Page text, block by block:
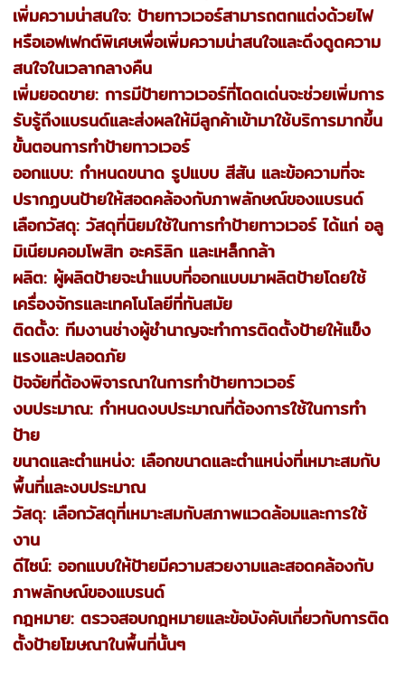
เพิ่มความน่าสนใจ: ป้ายทาวเวอร์สามารถตกแต่งด้วยไฟ
หรือเอฟเฟกต์พิเศษเพื่อเพิ่มความน่าสนใจและดึงดูดความ
สนใจในเวลากลางคืน
เพิ่มยอดขาย: การมีป้ายทาวเวอร์ที่โดดเด่นจะช่วยเพิ่มการ
รับรู้ถึงแบรนด์และส่งผลให้มีลูกค้าเข้ามาใช้บริการมากขึ้น
ขั้นตอนการทำป้ายทาวเวอร์
ออกแบบ: กำหนดขนาด รูปแบบ สีสัน และข้อความที่จะ
ปรากฏบนป้ายให้สอดคล้องกับภาพลักษณ์ของแบรนด์
เลือกวัสดุ: วัสดุที่นิยมใช้ในการทำป้ายทาวเวอร์ ได้แก่ อลู
มิเนียมคอมโพสิท อะคริลิก และเหล็กกล้า
ผลิต: ผู้ผลิตป้ายจะนำแบบที่ออกแบบมาผลิตป้ายโดยใช้
เครื่องจักรและเทคโนโลยีที่ทันสมัย
ติดตั้ง: ทีมงานช่างผู้ชำนาญจะทำการติดตั้งป้ายให้แข็ง
แรงและปลอดภัย
ปัจจัยที่ต้องพิจารณาในการทำป้ายทาวเวอร์
งบประมาณ: กำหนดงบประมาณที่ต้องการใช้ในการทำ
ป้าย
ขนาดและตำแหน่ง: เลือกขนาดและตำแหน่งที่เหมาะสมกับ
พื้นที่และงบประมาณ
วัสดุ: เลือกวัสดุที่เหมาะสมกับสภาพแวดล้อมและการใช้
งาน
ดีไซน์: ออกแบบให้ป้ายมีความสวยงามและสอดคล้องกับ
ภาพลักษณ์ของแบรนด์
กฎหมาย: ตรวจสอบกฎหมายและข้อบังคับเกี่ยวกับการติด
ตั้งป้ายโฆษณาในพื้นที่นั้นๆ